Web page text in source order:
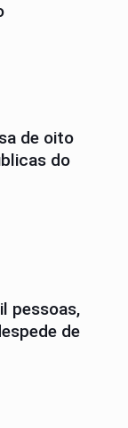
de oito
do
pessoas,
de